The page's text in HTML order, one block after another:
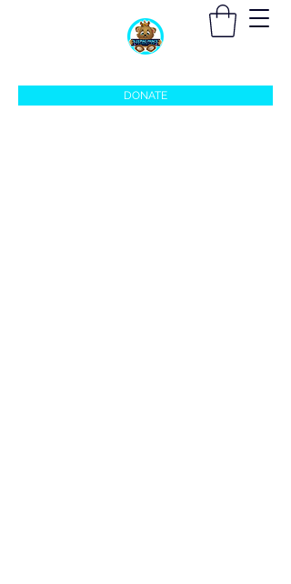
sleepingprincefoundation@gmail.com
DONATE